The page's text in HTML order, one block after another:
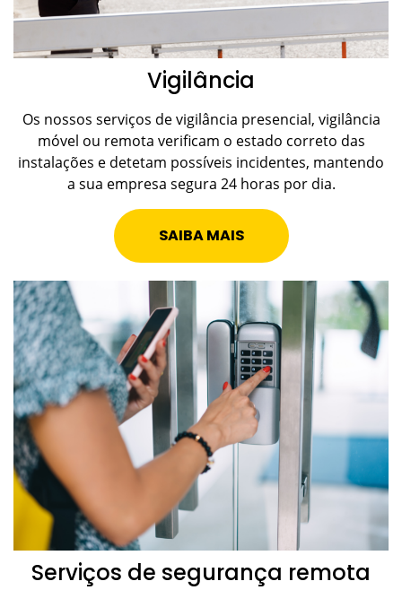
Vigilância
Os nossos serviços de vigilância presencial, vigilância
móvel ou remota verificam o estado correto das
instalações e detetam possíveis incidentes, mantendo
a sua empresa segura 24 horas por dia.
SAIBA MAIS
Serviços de segurança remota